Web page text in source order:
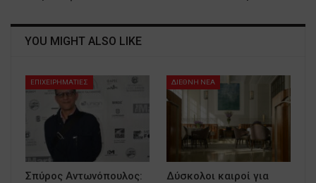
YOU MIGHT ALSO LIKE
ΕΠΙΧΕΙΡΗΜΑΤΙΕΣ
Σπύρος Αντωνόπουλος:
ΔΙΕΘΝΗ ΝΕΑ
Δύσκολοι καιροί για